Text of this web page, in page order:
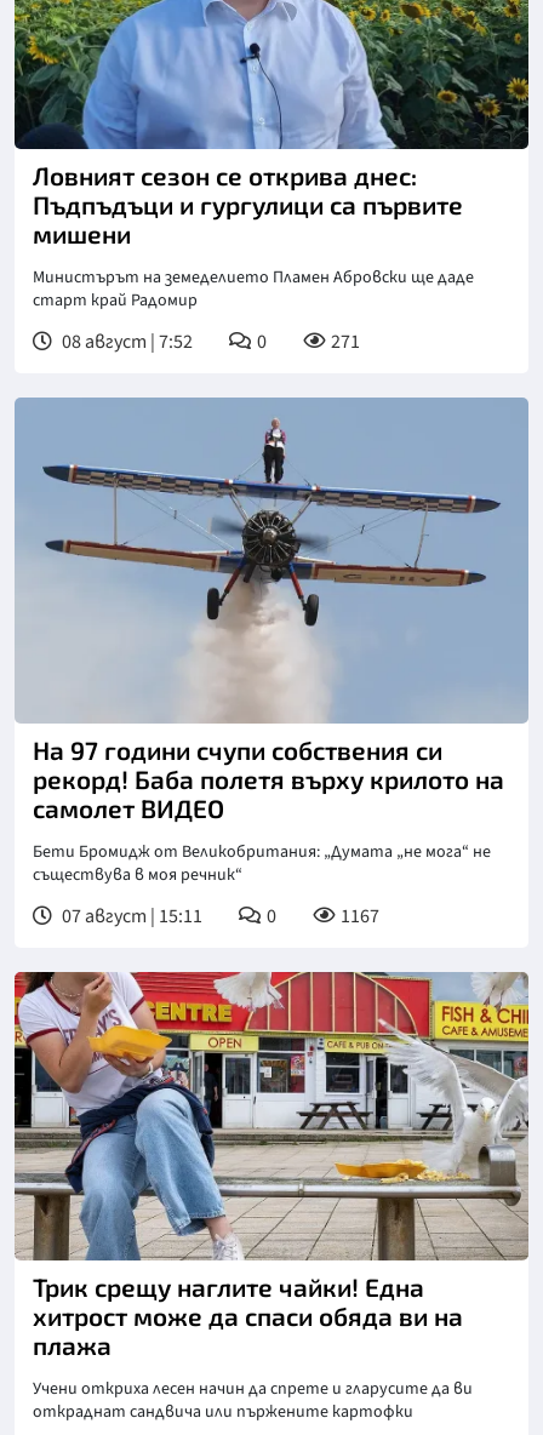
Снимка: БТА
Ловният сезон се открива днес:
Пъдпъдъци и гургулици са първите
мишени
Министърът на земеделието Пламен Абровски ще даде
старт край Радомир
08 август | 7:52 0 271
На 97 години счупи собствения си
рекорд! Баба полетя върху крилото на
самолет ВИДЕО
Бети Бромидж от Великобритания: „Думата „не мога“ не
съществува в моя речник“
07 август | 15:11 0 1167
Трик срещу наглите чайки! Една
хитрост може да спаси обяда ви на
плажа
Учени откриха лесен начин да спрете и гларусите да ви
откраднат сандвича или пържените картофки